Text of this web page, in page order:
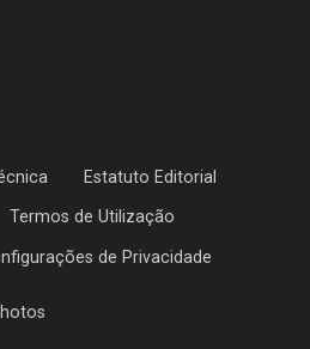
Estatuto Editorial
Termos de Utilização
de Privacidade